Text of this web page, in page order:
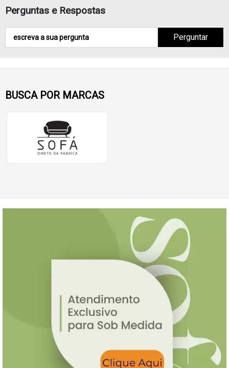
Perguntas e Respostas
Perguntar
BUSCA POR MARCAS